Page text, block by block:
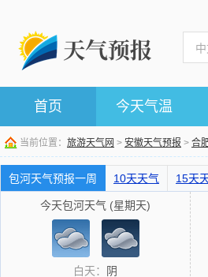
首页 今天气温
当前位置： 旅游天气网 > 安徽天气预报 > 合
包河天气预报一周 10天天气 15天
今天包河天气 (星期天)
白天：
阴